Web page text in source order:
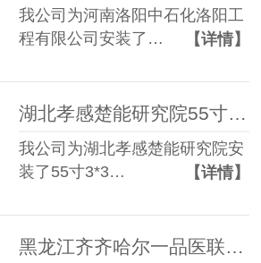
我公司为河南洛阳中石化洛阳工
程有限公司安装了…
【详情】
湖北孝感楚能研究院55寸3.5mm 3*3液晶拼接屏
我公司为湖北孝感楚能研究院安
装了55寸3*3…
【详情】
黑龙江齐齐哈尔一品医联健康体检中心65寸3.5mm 1*2液晶拼接屏